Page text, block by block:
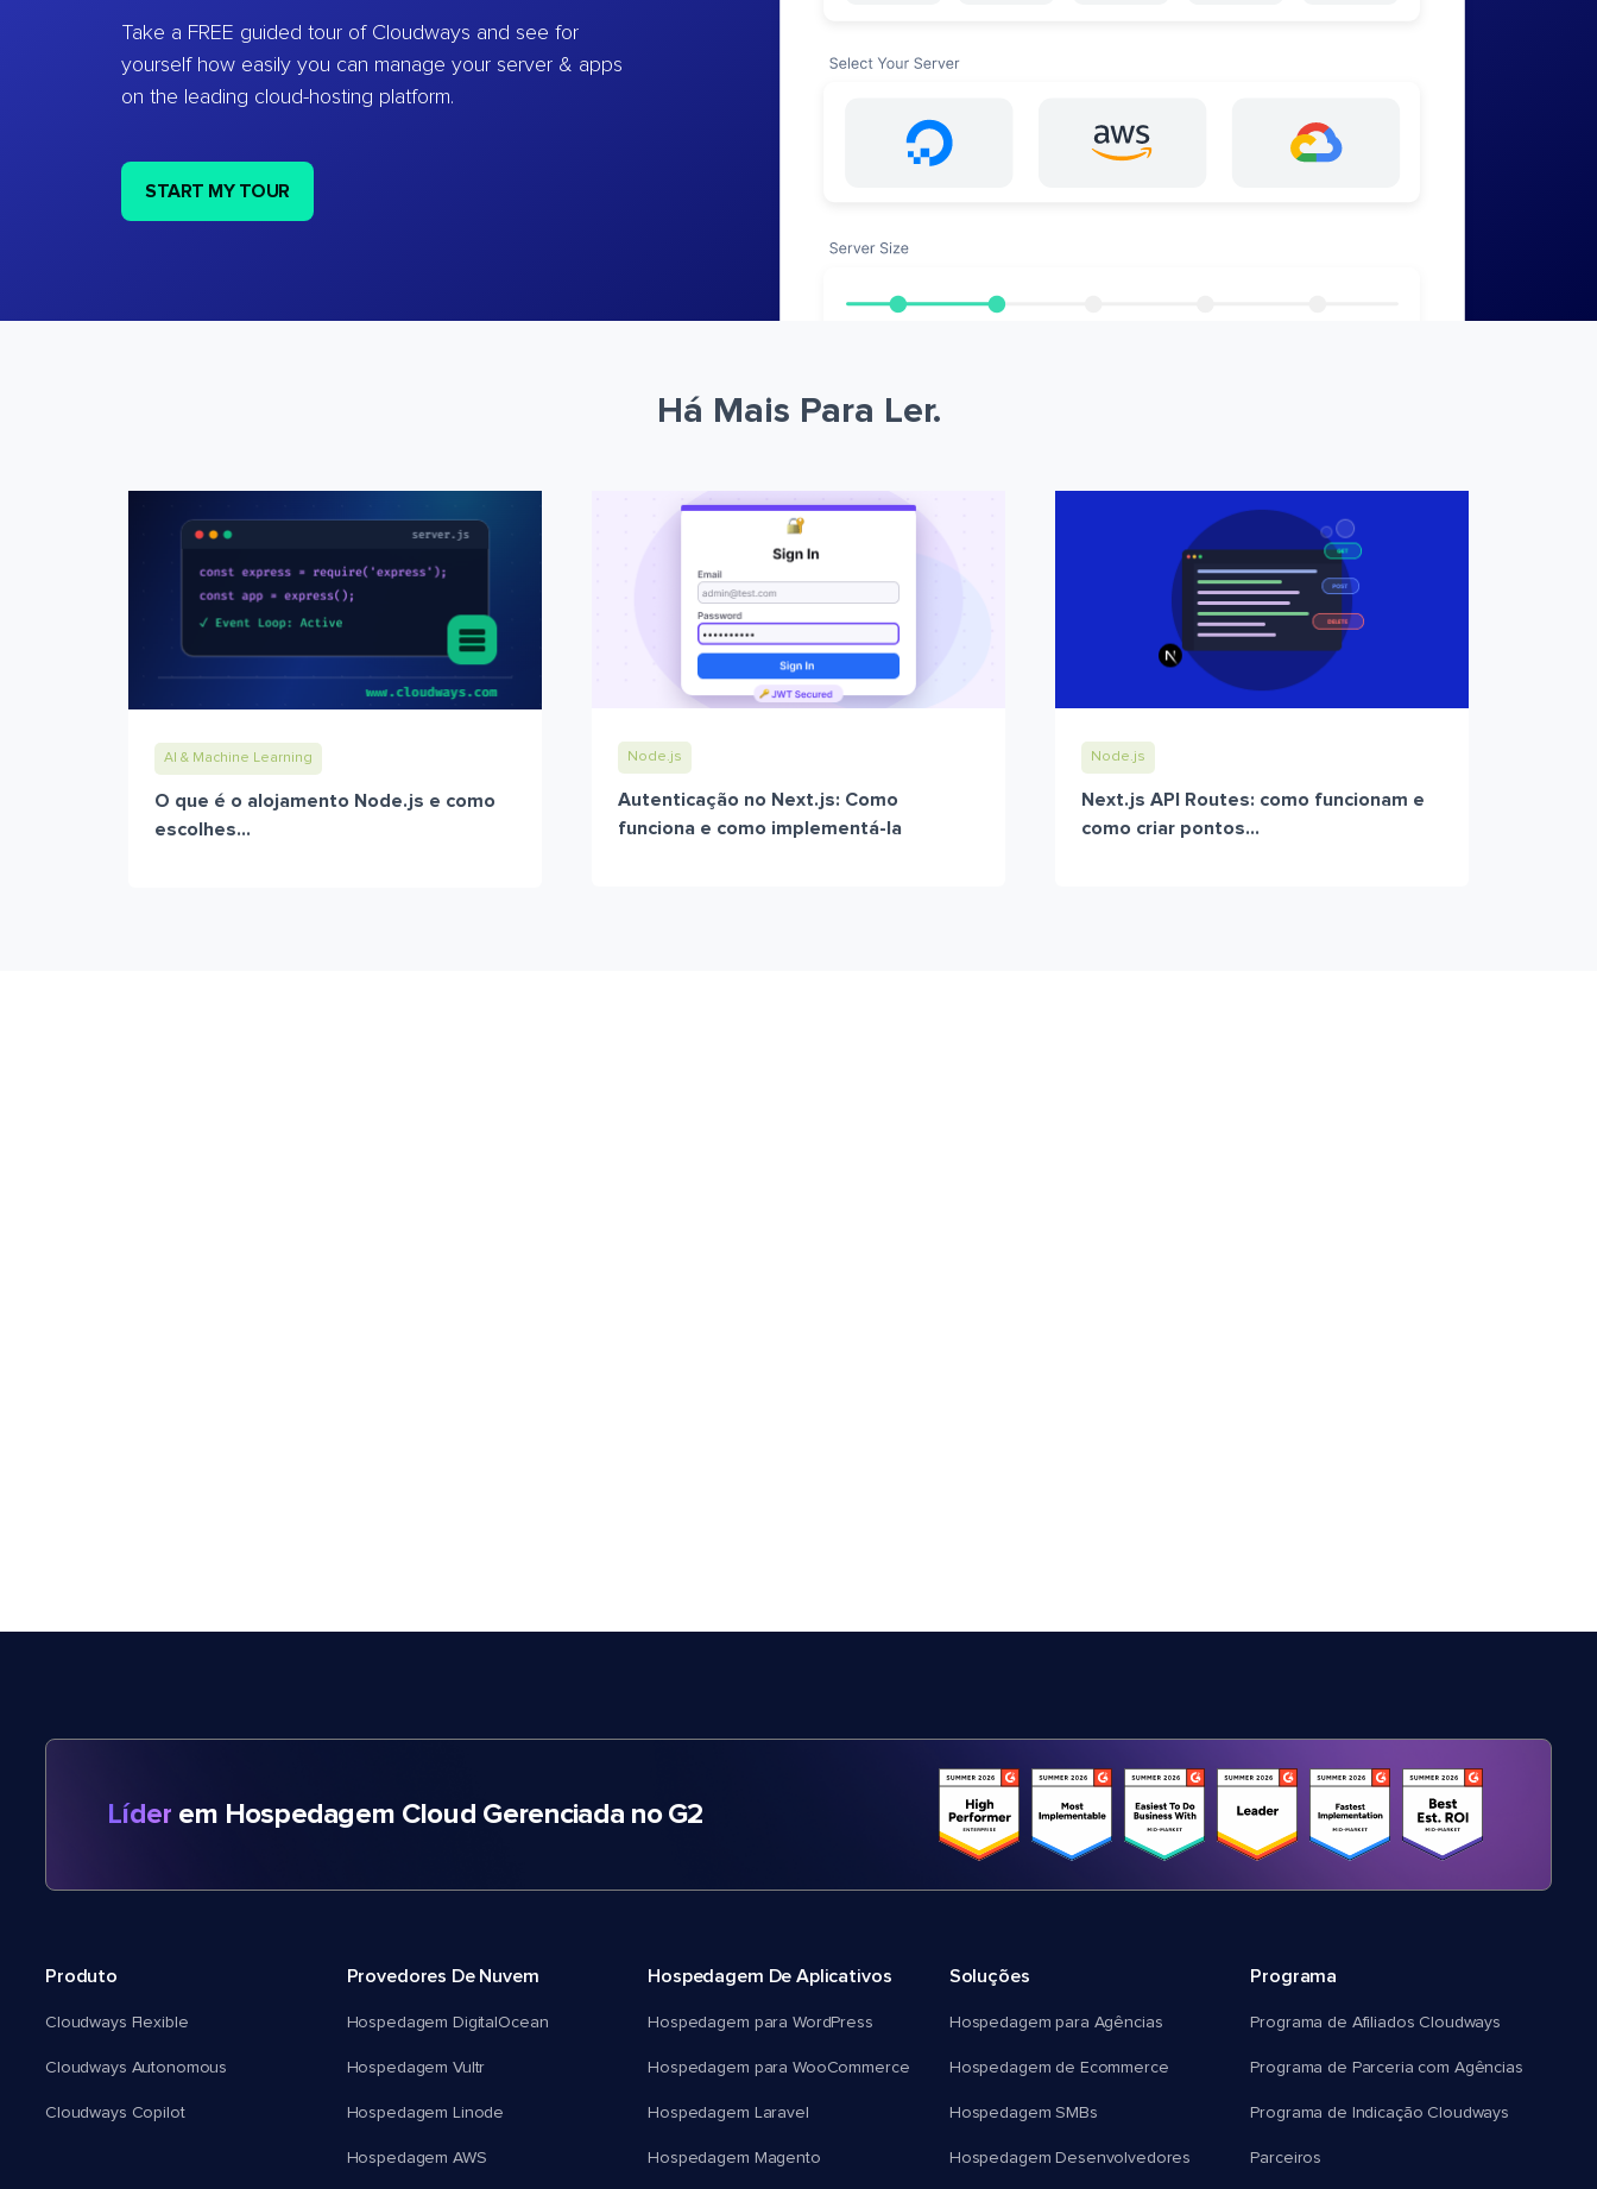
Take a FREE guided tour of Cloudways and see for
yourself how easily you can manage your server & apps
on the leading cloud-hosting platform.
START MY TOUR
Há Mais Para Ler.
AI & Machine Learning
O que é o alojamento Node.js e como
escolhes...
Node.js
Autenticação no Next.js: Como
funciona e como implementá-la
Node.js
Next.js API Routes: como funcionam e
como criar pontos...
Líder em Hospedagem Cloud Gerenciada no G2
Produto
Cloudways Flexible
Cloudways Autonomous
Cloudways Copilot
Provedores De Nuvem
Hospedagem DigitalOcean
Hospedagem Vultr
Hospedagem Linode
Hospedagem AWS
Hospedagem De Aplicativos
Hospedagem para WordPress
Hospedagem para WooCommerce
Hospedagem Laravel
Hospedagem Magento
Soluções
Hospedagem para Agências
Hospedagem de Ecommerce
Hospedagem SMBs
Hospedagem Desenvolvedores
Programa
Programa de Afiliados Cloudways
Programa de Parceria com Agências
Programa de Indicação Cloudways
Parceiros